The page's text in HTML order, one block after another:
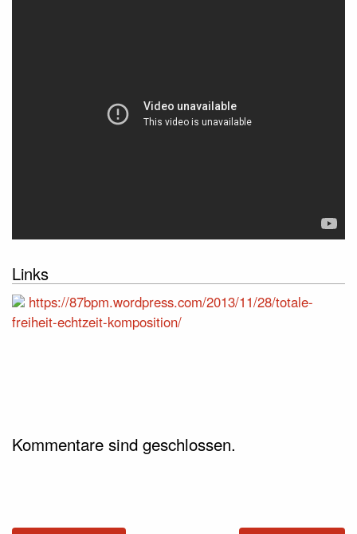
Links
https://87bpm.wordpress.com/2013/11/28/totale-
freiheit-echtzeit-komposition/
Kommentare sind geschlossen.